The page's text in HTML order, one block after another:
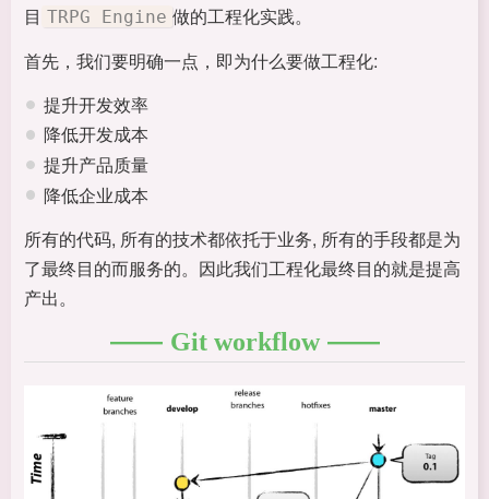
目 TRPG Engine 做的工程化实践。
首先，我们要明确一点，即为什么要做工程化:
提升开发效率
降低开发成本
提升产品质量
降低企业成本
所有的代码, 所有的技术都依托于业务, 所有的手段都是为
了最终目的而服务的。因此我们工程化最终目的就是提高
产出。
Git workflow